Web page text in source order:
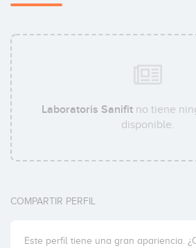
Laboratoris Sanifitno tiene
disponible.
COMPARTIR PERFIL
Este perfil tiene una gran apariencia.